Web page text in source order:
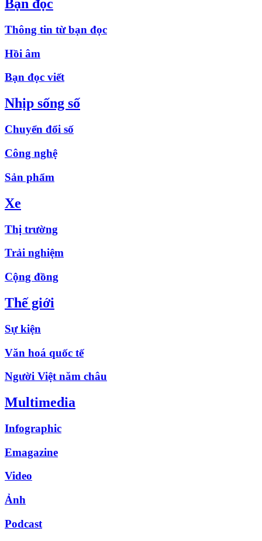
Bạn đọc
Thông tin từ bạn đọc
Hồi âm
Bạn đọc viết
Nhịp sống số
Chuyển đổi số
Công nghệ
Sản phẩm
Xe
Thị trường
Trải nghiệm
Cộng đồng
Thế giới
Sự kiện
Văn hoá quốc tế
Người Việt năm châu
Multimedia
Infographic
Emagazine
Video
Ảnh
Podcast